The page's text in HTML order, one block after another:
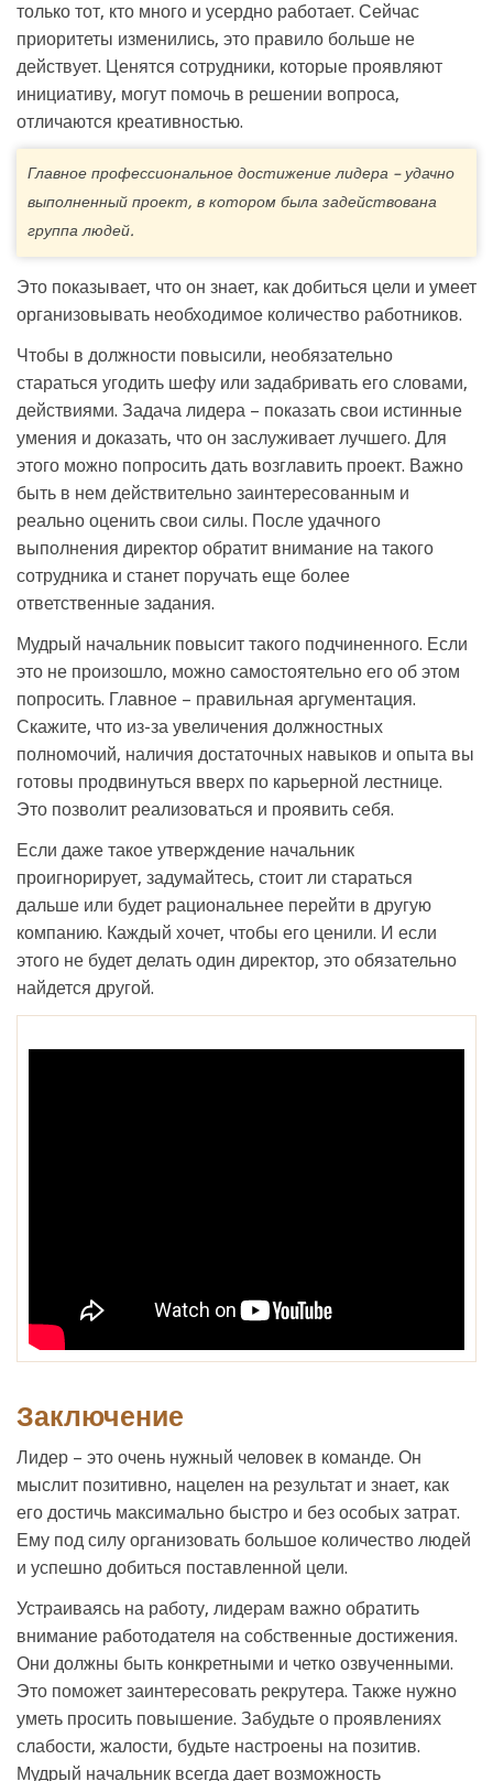
только тот, кто много и усердно работает. Сейчас
приоритеты изменились, это правило больше не
действует. Ценятся сотрудники, которые проявляют
инициативу, могут помочь в решении вопроса,
отличаются креативностью.
Главное профессиональное достижение лидера – удачно
выполненный проект, в котором была задействована
группа людей.
Это показывает, что он знает, как добиться цели и умеет
организовывать необходимое количество работников.
Чтобы в должности повысили, необязательно
стараться угодить шефу или задабривать его словами,
действиями. Задача лидера – показать свои истинные
умения и доказать, что он заслуживает лучшего. Для
этого можно попросить дать возглавить проект. Важно
быть в нем действительно заинтересованным и
реально оценить свои силы. После удачного
выполнения директор обратит внимание на такого
сотрудника и станет поручать еще более
ответственные задания.
Мудрый начальник повысит такого подчиненного. Если
это не произошло, можно самостоятельно его об этом
попросить. Главное – правильная аргументация.
Скажите, что из-за увеличения должностных
полномочий, наличия достаточных навыков и опыта вы
готовы продвинуться вверх по карьерной лестнице.
Это позволит реализоваться и проявить себя.
Если даже такое утверждение начальник
проигнорирует, задумайтесь, стоит ли стараться
дальше или будет рациональнее перейти в другую
компанию. Каждый хочет, чтобы его ценили. И если
этого не будет делать один директор, это обязательно
найдется другой.
Заключение
Лидер – это очень нужный человек в команде. Он
мыслит позитивно, нацелен на результат и знает, как
его достичь максимально быстро и без особых затрат.
Ему под силу организовать большое количество людей
и успешно добиться поставленной цели.
Устраиваясь на работу, лидерам важно обратить
внимание работодателя на собственные достижения.
Они должны быть конкретными и четко озвученными.
Это поможет заинтересовать рекрутера. Также нужно
уметь просить повышение. Забудьте о проявлениях
слабости, жалости, будьте настроены на позитив.
Мудрый начальник всегда дает возможность